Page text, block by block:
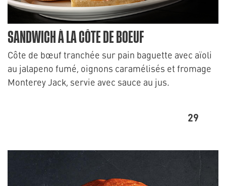
SANDWICH À LA CÔTE DE BOEUF
Côte de bœuf tranchée sur pain baguette avec aïoli
au jalapeno fumé, oignons caramélisés et fromage
Monterey Jack, servie avec sauce au jus.
29